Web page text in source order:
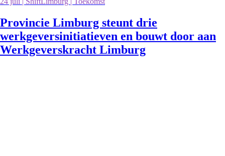
Provincie Limburg steunt drie
werkgeversinitiatieven en bouwt door aan
Werkgeverskracht Limburg